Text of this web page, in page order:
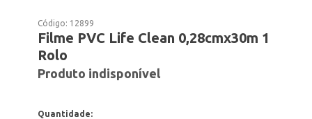
Código: 12899
Filme PVC Life Clean 0,28cmx30m 1
Rolo
Produto indisponível
Quantidade: